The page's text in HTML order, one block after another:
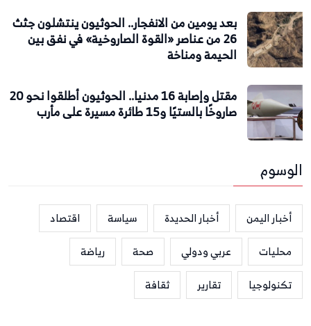
بعد يومين من الانفجار.. الحوثيون ينتشلون جثث
26 من عناصر «القوة الصاروخية» في نفق بين
الحيمة ومناخة
مقتل وإصابة 16 مدنيا.. الحوثيون أطلقوا نحو 20
صاروخًا بالستيًا و15 طائرة مسيرة على مأرب
الوسوم
أخبار اليمن أخبار الحديدة سياسة
اقتصاد
محليات
عربي ودولي صحة
رياضة
تكنولوجيا
تقارير ثقافة